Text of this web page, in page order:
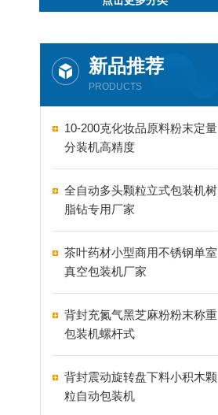
新品推荐
PRODUCTS
10-200克化妆品原料粉末定量
分装机高精度
全自动多头颗粒立式包装机树
脂钻专用厂家
茶叶药材小型商用不锈钢单室
真空包装机厂家
背封充氮气黑芝麻粉粉末称重
包装机螺杆式
背封震动旋转盘下料小积木颗
粒自动包装机